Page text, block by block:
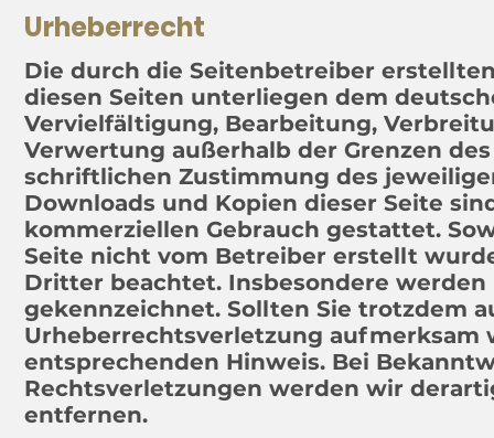
Urheberrecht
Die durch die Seitenbetreiber
diesen Seiten unterliegen dem
Vervielfältigung, Bearbeitung,
Verwertung außerhalb der Grenzen
schriftlichen Zustimmung des
Downloads und Kopien dieser Seite
kommerziellen Gebrauch gestattet.
Seite nicht vom Betreiber erstellt
Dritter beachtet. Insbesondere
gekennzeichnet. Sollten Sie trotzdem
Urheberrechtsverletzung
entsprechenden Hinweis. Bei
Rechtsverletzungen werden wir
entfernen.